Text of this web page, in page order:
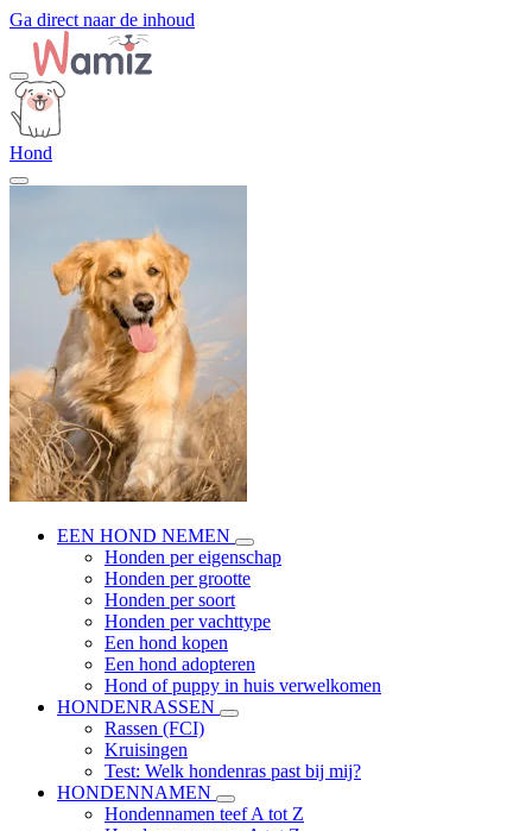
Ga direct naar de inhoud
Hond
EEN HOND NEMEN
Honden per eigenschap
Honden per grootte
Honden per soort
Honden per vachttype
Een hond kopen
Een hond adopteren
Hond of puppy in huis verwelkomen
HONDENRASSEN
Rassen (FCI)
Kruisingen
Test: Welk hondenras past bij mij?
HONDENNAMEN
Hondennamen teef A tot Z